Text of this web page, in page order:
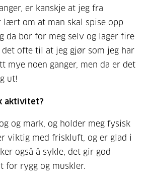
er kanskje at jeg fra
lært om at man skal spise opp
da bor for meg selv og lager fire
ofte til at jeg gjør som jeg har
mye noen ganger, men da er det
ut!
aktivitet?
og mark, og holder meg fysisk
viktig med friskluft, og er glad i
også å sykle, det gir god
for rygg og muskler.